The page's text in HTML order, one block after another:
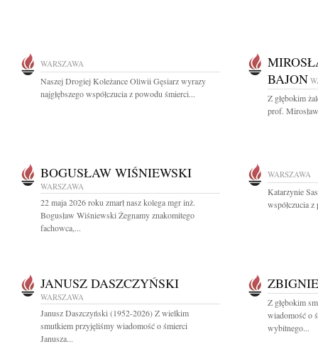
WARSZAWA
Naszej Drogiej Koleżance Oliwii Gęsiarz wyrazy
najgłębszego współczucia z powodu śmierci...
BAJON
Z głębokim
prof.
BOGUSŁAW WIŚNIEWSKI
WARSZAWA
22 maja 2026 roku zmarł nasz kolega mgr inż.
Bogusław Wiśniewski Żegnamy znakomitego
fachowca,...
WARSZAWA
Katarzynie
współczucia
JANUSZ DASZCZYŃSKI
WARSZAWA
Janusz Daszczyński (1952-2026) Z wielkim
smutkiem przyjęliśmy wiadomość o śmierci
Janusza...
Z głębokim
wiadomość o
wybitnego...